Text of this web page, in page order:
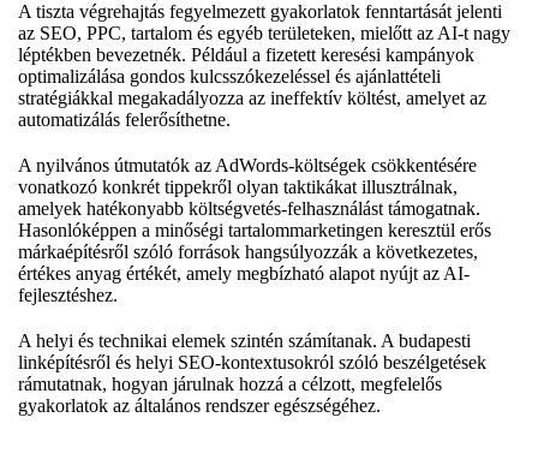
A tiszta végrehajtás fegyelmezett gyakorlatok fenntartását jelenti
az SEO, PPC, tartalom és egyéb területeken, mielőtt az AI-t nagy
léptékben bevezetnék. Például a fizetett keresési kampányok
optimalizálása gondos kulcsszókezeléssel és ajánlattételi
stratégiákkal megakadályozza az ineffektív költést, amelyet az
automatizálás felerősíthetne.
A nyilvános útmutatók az AdWords-költségek csökkentésére
vonatkozó konkrét tippekről olyan taktikákat illusztrálnak,
amelyek hatékonyabb költségvetés-felhasználást támogatnak.
Hasonlóképpen a minőségi tartalommarketingen keresztül erős
márkaépítésről szóló források hangsúlyozzák a következetes,
értékes anyag értékét, amely megbízható alapot nyújt az AI-
fejlesztéshez.
A helyi és technikai elemek szintén számítanak. A budapesti
linképítésről és helyi SEO-kontextusokról szóló beszélgetések
rámutatnak, hogyan járulnak hozzá a célzott, megfelelős
gyakorlatok az általános rendszer egészségéhez.